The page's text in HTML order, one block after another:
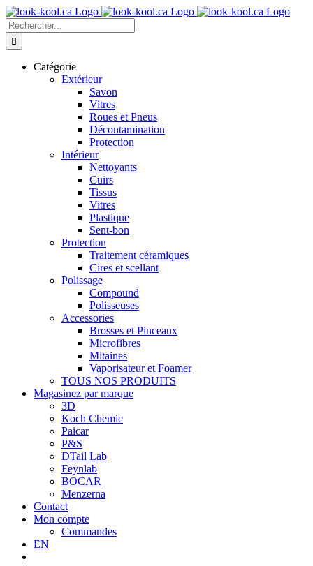
Skip
to
content
Recherche
sur
le
Catégorie
Extérieur
Savon
Vitres
Roues et Pneus
Décontamination
Protection
Intérieur
Nettoyants
Cuirs
Tissus
Vitres
Plastique
Sent-bon
Protection
Traitement céramiques
Cires et scellant
Polissage
Compound
Polisseuses
Accessories
Brosses et Pinceaux
Microfibres
Mitaines
Vaporisateur et Foamer
TOUS NOS PRODUITS
Magasinez par marque
3D
Koch Chemie
Paicar
P&S
DTail Lab
Feynlab
BOCAR
Menzerna
Contact
Mon compte
Commandes
EN